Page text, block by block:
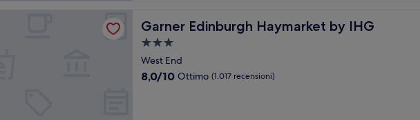
Garner Edinburgh Haymarket by IHG
Garner Edinburgh Haymarket by IHG
Struttura
a
3.0
West End
8.0
8,0/10 Ottimo (1.017 recensioni)